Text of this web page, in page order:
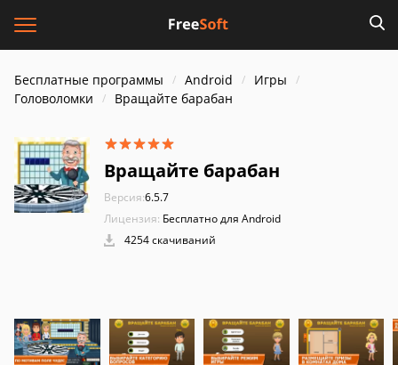
Бесплатные программы Android
Игры
Головоломки
Вращайте барабан
Вращайте барабан
Версия:6.5.7
Лицензия: Бесплатно для Android
4254 скачиваний